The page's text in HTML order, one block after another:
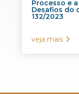
Processo e
Desafios do
132/2023
veja mais